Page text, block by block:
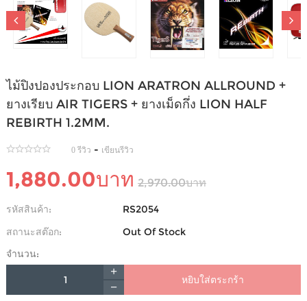
ไม้ปิงปองประกอบ LION ARATRON ALLROUND +
ยางเรียบ AIR TIGERS + ยางเม็ดกึ่ง LION HALF
REBIRTH 1.2MM.
0 รีวิว - เขียนรีวิว
1,880.00บาท 2,970.00บาท
รหัสสินค้า:
RS2054
สถานะสต๊อก:
Out Of Stock
จำนวน:
หยิบใส่ตระกร้า